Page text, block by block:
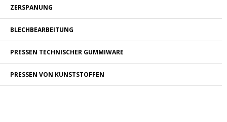
ZERSPANUNG
BLECHBEARBEITUNG
PRESSEN TECHNISCHER GUMMIWARE
PRESSEN VON KUNSTSTOFFEN